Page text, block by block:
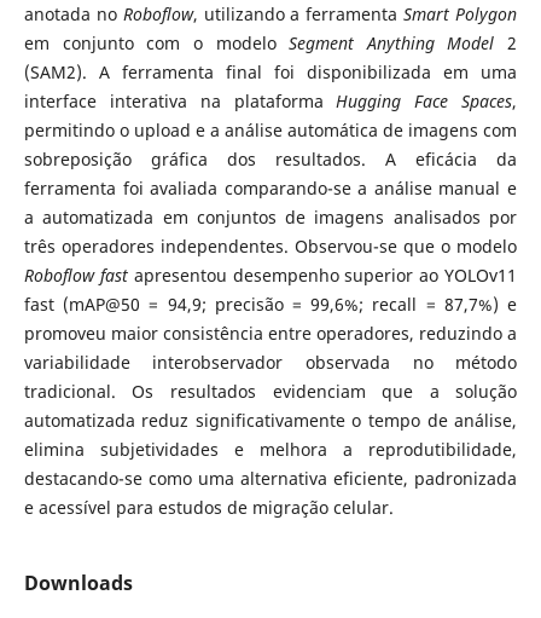
anotada no Roboflow, utilizando a ferramentaSmart Polygon
em conjunto com o modeloSegment Anything Model 2
(SAM2). A ferramenta final foi disponibilizada em uma
interface interativa na plataformaHugging Face Spaces,
permitindo o upload e a análise automática de imagens com
sobreposição gráfica dos resultados. A eficácia da
ferramenta foi avaliada comparando-se a análise manual e
a automatizada em conjuntos de imagens analisados por
três operadores independentes. Observou-se que o modelo
Roboflow fastapresentou desempenho superior ao YOLOv11
fast (mAP@50 = 94,9; precisão = 99,6%; recall = 87,7%) e
promoveu maior consistência entre operadores, reduzindo a
variabilidade interobservador observada no método
tradicional. Os resultados evidenciam que a solução
automatizada reduz significativamente o tempo de análise,
elimina subjetividades e melhora a reprodutibilidade,
destacando-se como uma alternativa eficiente, padronizada
e acessível para estudos de migração celular.
Downloads